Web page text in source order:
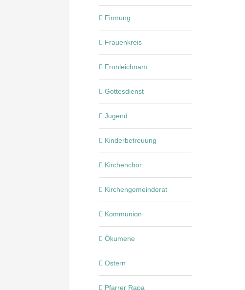
Firmung
Frauenkreis
Fronleichnam
Gottesdienst
Jugend
Kinderbetreuung
Kirchenchor
Kirchengemeinderat
Kommunion
Ökumene
Ostern
Pfarrer Rapa